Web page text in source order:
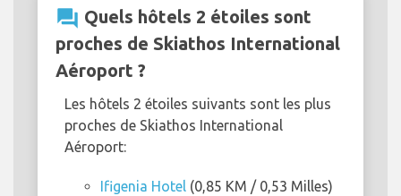
question_answer Quels hôtels 2 étoiles sont
proches de Skiathos International
Aéroport ?
Les hôtels 2 étoiles suivants sont les plus
proches de Skiathos International
Aéroport:
Ifigenia Hotel (0,85 KM / 0,53 Milles)